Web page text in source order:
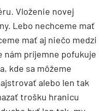
Vloženie novej
Lebo nechceme mať
mať aj niečo medzi
nám príjemne pofukuje
kde sa môžeme
alebo len tak
trošku hranicu